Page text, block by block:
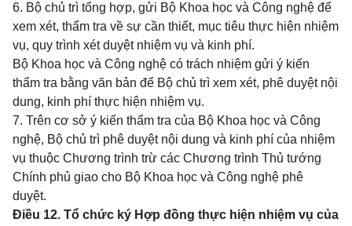
6. Bộ chủ trì tổng hợp, gửi Bộ Khoa học và Công nghệ để
xem xét, thẩm tra về sự cần thiết, mục tiêu thực hiện nhiệm
vụ, quy trình xét duyệt nhiệm vụ và kinh phí.
Bộ Khoa học và Công nghệ có trách nhiệm gửi ý kiến
thẩm tra bằng văn bản để Bộ chủ trì xem xét, phê duyệt nội
dung, kinh phí thực hiện nhiệm vụ.
7. Trên cơ sở ý kiến thẩm tra của Bộ Khoa học và Công
nghệ, Bộ chủ trì phê duyệt nội dung và kinh phí của nhiệm
vụ thuộc Chương trình trừ các Chương trình Thủ tướng
Chính phủ giao cho Bộ Khoa học và Công nghệ phê
duyệt.
Điều 12. Tổ chức ký Hợp đồng thực hiện nhiệm vụ của